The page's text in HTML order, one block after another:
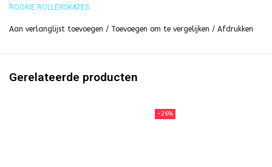
Bovenwerk: Synthetische gewatteerde soft boot met fleece
voering en gedetailleerd Coca-Cola borduursel.
Bovenkant: zacht gevoerde schoen met synthetisch voering
ROOKIE ROLLERSKATES
Aan verlanglijst toevoegen / Toevoegen om te vergelijken / Afdrukken
Gerelateerde producten
-26%